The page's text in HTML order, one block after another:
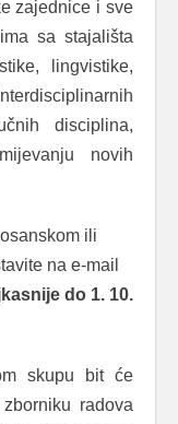
zajednice i sve
sa stajališta
lingvistike,
disciplina,
novih
ili
na e-mail
do 1. 10.
skupu bit će
radova